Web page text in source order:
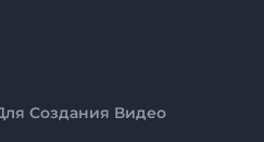
Создания Видео